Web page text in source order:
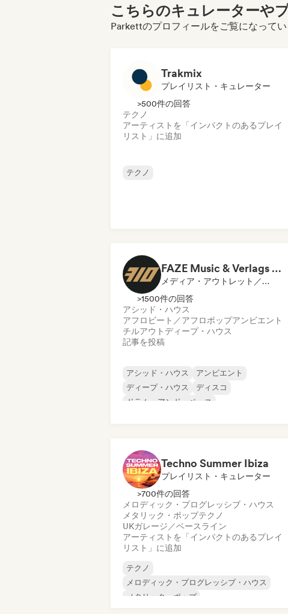
こちらのキュレーターや
Parkettのプロフィールをご覧になって
Trakmix
プレイリスト・キュレーター
>500件の回答
テクノ
アーティストを「インパクトのあるプレイ
リスト」に追加
テクノ
FAZE Music & Verlags GmbH
メディア・アウトレット／ジャーナリスト
>1500件の回答
アシッド・ハウス
アフロビート／アフロポップアンビエント
チルアウトディープ・ハウス
記事を投稿
アシッド・ハウス
アンビエント
ディープ・ハウス
ディスコ
ドラム・アンド・ベース
Techno Summer Ibiza
プレイリスト・キュレーター
>700件の回答
メロディック・プログレッシブ・ハウス
メタリック・ポップテクノ
UKガレージ／ベースライン
アーティストを「インパクトのあるプレイ
リスト」に追加
テクノ
メロディック・プログレッシブ・ハウス
メタリック・ポップ